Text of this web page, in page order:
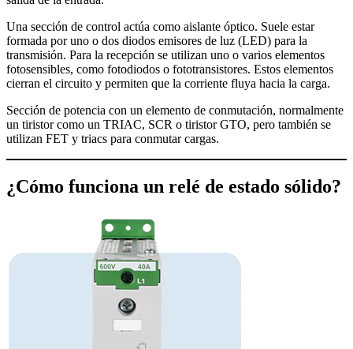
Una sección de control actúa como aislante óptico. Suele estar
formada por uno o dos diodos emisores de luz (LED) para la
transmisión. Para la recepción se utilizan uno o varios elementos
fotosensibles, como fotodiodos o fototransistores. Estos elementos
cierran el circuito y permiten que la corriente fluya hacia la carga.
Sección de potencia con un elemento de conmutación, normalmente
un tiristor como un TRIAC, SCR o tiristor GTO, pero también se
utilizan FET y triacs para conmutar cargas.
¿Cómo funciona un relé de estado sólido?